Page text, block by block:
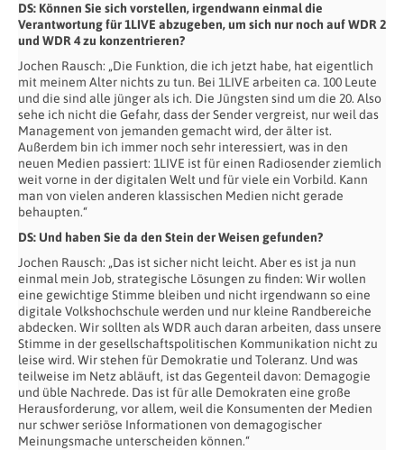
DS: Können Sie sich vorstellen, irgendwann einmal die
Verantwortung für 1LIVE abzugeben, um sich nur noch auf WDR 2
und WDR 4 zu konzentrieren?
Jochen Rausch: „Die Funktion, die ich jetzt habe, hat eigentlich
mit meinem Alter nichts zu tun. Bei 1LIVE arbeiten ca. 100 Leute
und die sind alle jünger als ich. Die Jüngsten sind um die 20. Also
sehe ich nicht die Gefahr, dass der Sender vergreist, nur weil das
Management von jemanden gemacht wird, der älter ist.
Außerdem bin ich immer noch sehr interessiert, was in den
neuen Medien passiert: 1LIVE ist für einen Radiosender ziemlich
weit vorne in der digitalen Welt und für viele ein Vorbild. Kann
man von vielen anderen klassischen Medien nicht gerade
behaupten.“
DS: Und haben Sie da den Stein der Weisen gefunden?
Jochen Rausch: „Das ist sicher nicht leicht. Aber es ist ja nun
einmal mein Job, strategische Lösungen zu finden: Wir wollen
eine gewichtige Stimme bleiben und nicht irgendwann so eine
digitale Volkshochschule werden und nur kleine Randbereiche
abdecken. Wir sollten als WDR auch daran arbeiten, dass unsere
Stimme in der gesellschaftspolitischen Kommunikation nicht zu
leise wird. Wir stehen für Demokratie und Toleranz. Und was
teilweise im Netz abläuft, ist das Gegenteil davon: Demagogie
und üble Nachrede. Das ist für alle Demokraten eine große
Herausforderung, vor allem, weil die Konsumenten der Medien
nur schwer seriöse Informationen von demagogischer
Meinungsmache unterscheiden können.“